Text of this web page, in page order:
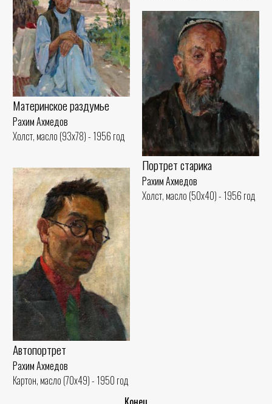
Материнское раздумье
Рахим Ахмедов
Холст, масло (93x78) - 1956 год
Портрет старика
Рахим Ахмедов
Холст, масло (50x40) - 1956 год
Автопортрет
Рахим Ахмедов
Картон, масло (70x49) - 1950 год